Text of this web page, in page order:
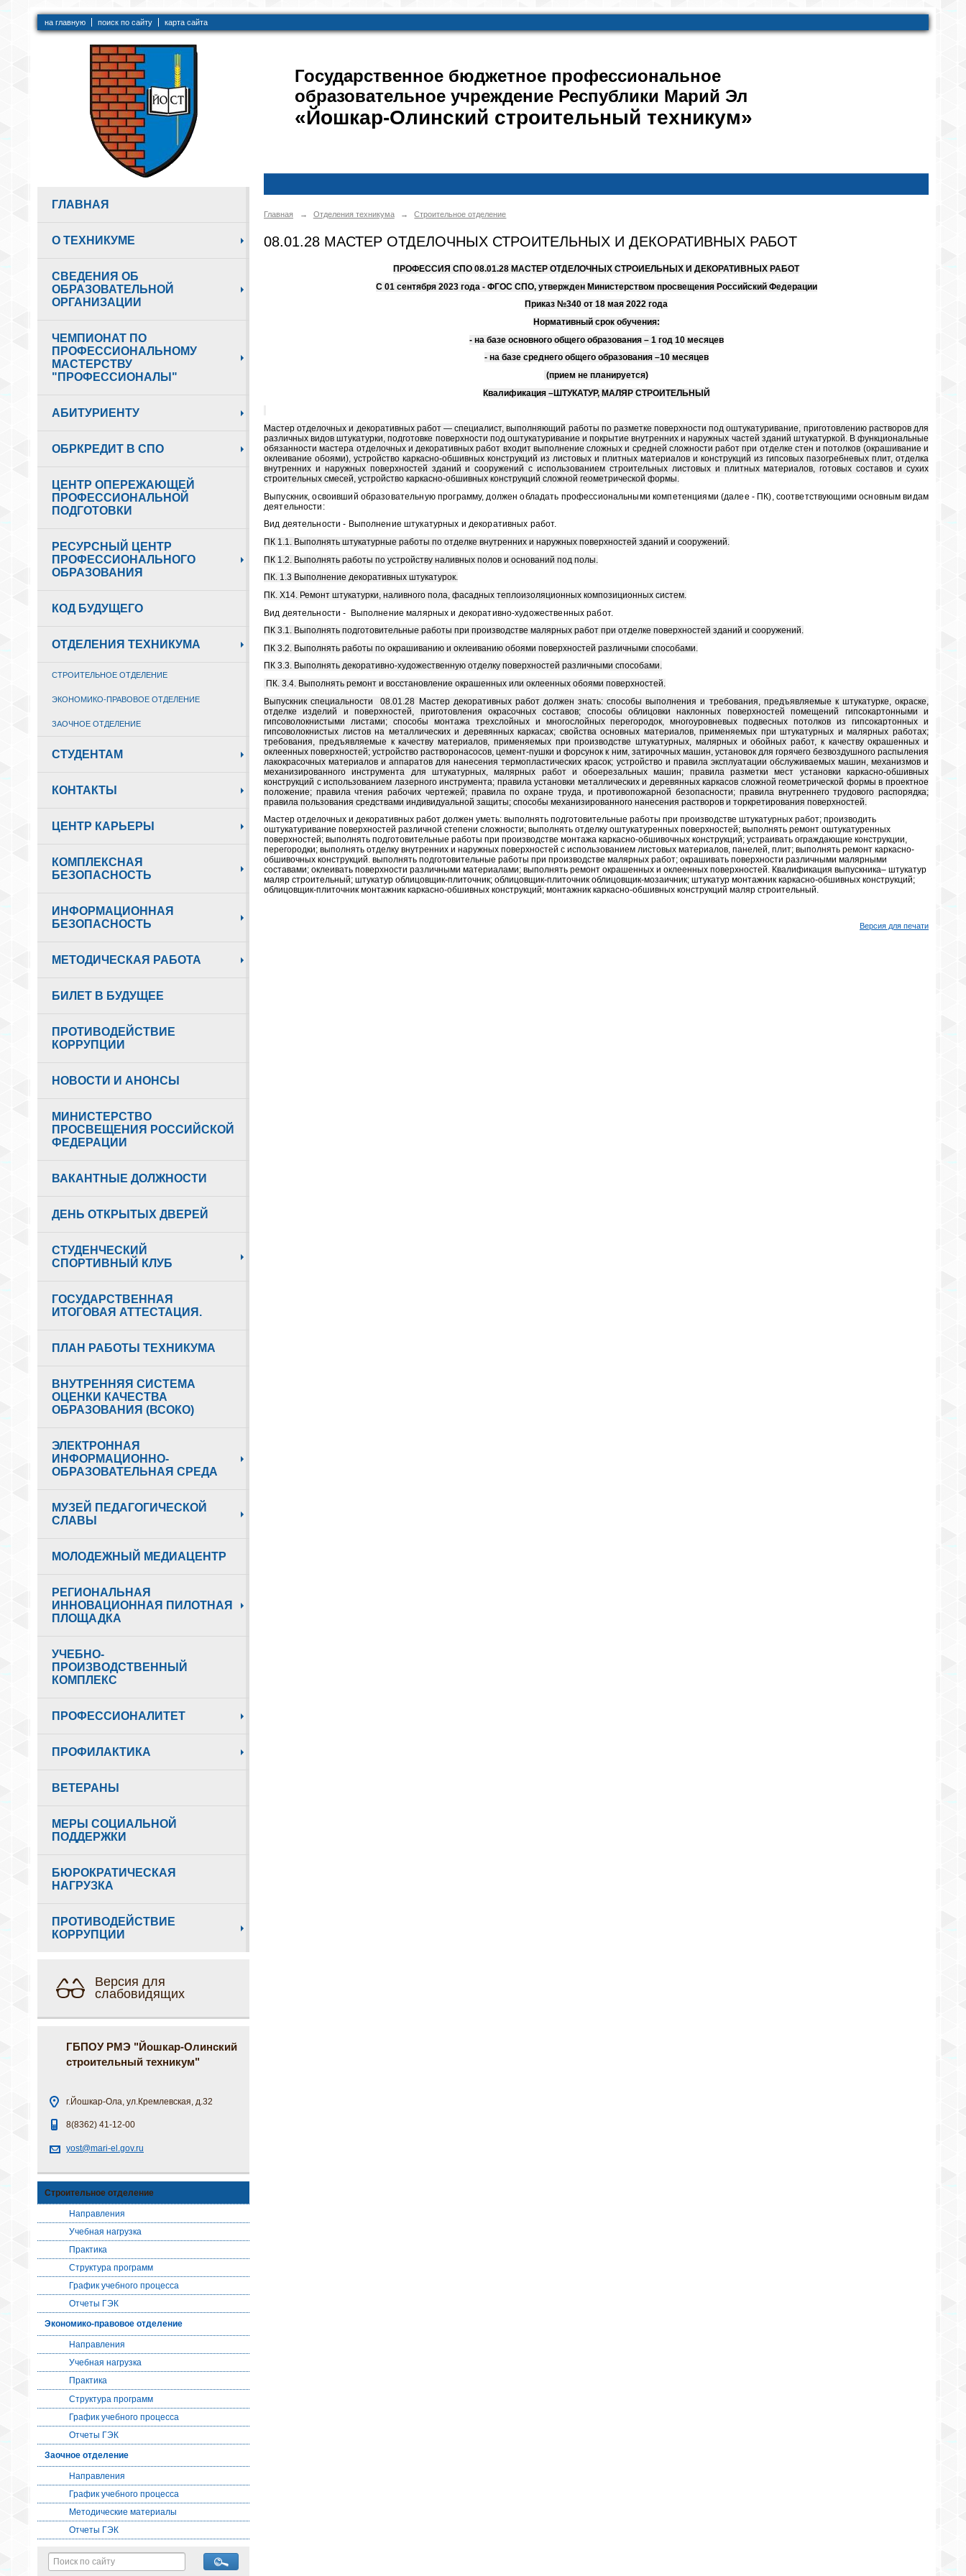
на главную поиск по сайту карта сайта
ГЛАВНАЯ
О ТЕХНИКУМЕ
СВЕДЕНИЯ ОБ
ОБРАЗОВАТЕЛЬНОЙ
ОРГАНИЗАЦИИ
ЧЕМПИОНАТ ПО
ПРОФЕССИОНАЛЬНОМУ
МАСТЕРСТВУ
"ПРОФЕССИОНАЛЫ"
АБИТУРИЕНТУ
ОБРКРЕДИТ В СПО
ЦЕНТР ОПЕРЕЖАЮЩЕЙ
ПРОФЕССИОНАЛЬНОЙ
ПОДГОТОВКИ
РЕСУРСНЫЙ ЦЕНТР
ПРОФЕССИОНАЛЬНОГО
ОБРАЗОВАНИЯ
КОД БУДУЩЕГО
ОТДЕЛЕНИЯ ТЕХНИКУМА
СТРОИТЕЛЬНОЕ ОТДЕЛЕНИЕ
ЭКОНОМИКО-ПРАВОВОЕ ОТДЕЛЕНИЕ
ЗАОЧНОЕ ОТДЕЛЕНИЕ
СТУДЕНТАМ
КОНТАКТЫ
ЦЕНТР КАРЬЕРЫ
КОМПЛЕКСНАЯ
БЕЗОПАСНОСТЬ
ИНФОРМАЦИОННАЯ
БЕЗОПАСНОСТЬ
МЕТОДИЧЕСКАЯ РАБОТА
БИЛЕТ В БУДУЩЕЕ
ПРОТИВОДЕЙСТВИЕ
КОРРУПЦИИ
НОВОСТИ И АНОНСЫ
МИНИСТЕРСТВО
ПРОСВЕЩЕНИЯ РОССИЙСКОЙ
ФЕДЕРАЦИИ
ВАКАНТНЫЕ ДОЛЖНОСТИ
ДЕНЬ ОТКРЫТЫХ ДВЕРЕЙ
СТУДЕНЧЕСКИЙ
СПОРТИВНЫЙ КЛУБ
ГОСУДАРСТВЕННАЯ
ИТОГОВАЯ АТТЕСТАЦИЯ.
ПЛАН РАБОТЫ ТЕХНИКУМА
ВНУТРЕННЯЯ СИСТЕМА
ОЦЕНКИ КАЧЕСТВА
ОБРАЗОВАНИЯ (ВСОКО)
ЭЛЕКТРОННАЯ
ИНФОРМАЦИОННО-
ОБРАЗОВАТЕЛЬНАЯ СРЕДА
МУЗЕЙ ПЕДАГОГИЧЕСКОЙ
СЛАВЫ
МОЛОДЕЖНЫЙ МЕДИАЦЕНТР
РЕГИОНАЛЬНАЯ
ИННОВАЦИОННАЯ ПИЛОТНАЯ
ПЛОЩАДКА
УЧЕБНО-
ПРОИЗВОДСТВЕННЫЙ
КОМПЛЕКС
ПРОФЕССИОНАЛИТЕТ
ПРОФИЛАКТИКА
ВЕТЕРАНЫ
МЕРЫ СОЦИАЛЬНОЙ
ПОДДЕРЖКИ
БЮРОКРАТИЧЕСКАЯ
НАГРУЗКА
ПРОТИВОДЕЙСТВИЕ
КОРРУПЦИИ
Версия для
слабовидящих
ГБПОУ РМЭ "Йошкар-Олинский
строительный техникум"
г.Йошкар-Ола, ул.Кремлевская, д.32
8(8362) 41-12-00
yost@mari-el.gov.ru
Строительное отделение
Направления
Учебная нагрузка
Практика
Структура программ
График учебного процесса
Отчеты ГЭК
Экономико-правовое отделение
Направления
Учебная нагрузка
Практика
Структура программ
График учебного процесса
Отчеты ГЭК
Заочное отделение
Направления
График учебного процесса
Методические материалы
Отчеты ГЭК
Государственное бюджетное профессиональное
образовательное учреждение Республики Марий Эл
«Йошкар-Олинский строительный техникум»
Главная → Отделения техникума → Строительное отделение
08.01.28 МАСТЕР ОТДЕЛОЧНЫХ СТРОИТЕЛЬНЫХ И ДЕКОРАТИВНЫХ РАБОТ
ПРОФЕССИЯ СПО 08.01.28 МАСТЕР ОТДЕЛОЧНЫХ СТРОИЕЛЬНЫХ И ДЕКОРАТИВНЫХ РАБОТ
С 01 сентября 2023 года - ФГОС СПО, утвержден Министерством просвещения Российский Федерации
Приказ №340 от 18 мая 2022 года
Нормативный срок обучения:
- на базе основного общего образования – 1 год 10 месяцев
- на базе среднего общего образования –10 месяцев
(прием не планируется)
Квалификация –ШТУКАТУР, МАЛЯР СТРОИТЕЛЬНЫЙ
Мастер отделочных и декоративных работ — специалист, выполняющий работы по разметке поверхности под оштукатуривание, приготовлению растворов для
различных видов штукатурки, подготовке поверхности под оштукатуривание и покрытие внутренних и наружных частей зданий штукатуркой. В функциональные
обязанности мастера отделочных и декоративных работ входит выполнение сложных и средней сложности работ при отделке стен и потолков (окрашивание и
оклеивание обоями), устройство каркасно-обшивных конструкций из листовых и плитных материалов и конструкций из гипсовых пазогребневых плит, отделка
внутренних и наружных поверхностей зданий и сооружений с использованием строительных листовых и плитных материалов, готовых составов и сухих
строительных смесей, устройство каркасно-обшивных конструкций сложной геометрической формы.
Выпускник, освоивший образовательную программу, должен обладать профессиональными компетенциями (далее - ПК), соответствующими основным видам
деятельности:
Вид деятельности - Выполнение штукатурных и декоративных работ.
ПК 1.1. Выполнять штукатурные работы по отделке внутренних и наружных поверхностей зданий и сооружений.
ПК 1.2. Выполнять работы по устройству наливных полов и оснований под полы.
ПК. 1.3 Выполнение декоративных штукатурок.
ПК. Х14. Ремонт штукатурки, наливного пола, фасадных теплоизоляционных композиционных систем.
Вид деятельности - Выполнение малярных и декоративно-художественных работ.
ПК 3.1. Выполнять подготовительные работы при производстве малярных работ при отделке поверхностей зданий и сооружений.
ПК 3.2. Выполнять работы по окрашиванию и оклеиванию обоями поверхностей различными способами.
ПК 3.3. Выполнять декоративно-художественную отделку поверхностей различными способами.
ПК. 3.4. Выполнять ремонт и восстановление окрашенных или оклеенных обоями поверхностей.
Выпускник специальности 08.01.28 Мастер декоративных работ должен знать: способы выполнения и требования, предъявляемые к штукатурке, окраске,
отделке изделий и поверхностей, приготовления окрасочных составов; способы облицовки наклонных поверхностей помещений гипсокартонными и
гипсоволокнистыми листами; способы монтажа трехслойных и многослойных перегородок, многоуровневых подвесных потолков из гипсокартонных и
гипсоволокнистых листов на металлических и деревянных каркасах; свойства основных материалов, применяемых при штукатурных и малярных работах;
требования, предъявляемые к качеству материалов, применяемых при производстве штукатурных, малярных и обойных работ, к качеству окрашенных и
оклеенных поверхностей; устройство растворонасосов, цемент-пушки и форсунок к ним, затирочных машин, установок для горячего безвоздушного распыления
лакокрасочных материалов и аппаратов для нанесения термопластических красок; устройство и правила эксплуатации обслуживаемых машин, механизмов и
механизированного инструмента для штукатурных, малярных работ и обоерезальных машин; правила разметки мест установки каркасно-обшивных
конструкций с использованием лазерного инструмента; правила установки металлических и деревянных каркасов сложной геометрической формы в проектное
положение; правила чтения рабочих чертежей; правила по охране труда, и противопожарной безопасности; правила внутреннего трудового распорядка;
правила пользования средствами индивидуальной защиты; способы механизированного нанесения растворов и торкретирования поверхностей.
Мастер отделочных и декоративных работ должен уметь: выполнять подготовительные работы при производстве штукатурных работ; производить
оштукатуривание поверхностей различной степени сложности; выполнять отделку оштукатуренных поверхностей; выполнять ремонт оштукатуренных
поверхностей; выполнять подготовительные работы при производстве монтажа каркасно-обшивочных конструкций; устраивать ограждающие конструкции,
перегородки; выполнять отделку внутренних и наружных поверхностей с использованием листовых материалов, панелей, плит; выполнять ремонт каркасно-
обшивочных конструкций. выполнять подготовительные работы при производстве малярных работ; окрашивать поверхности различными малярными
составами; оклеивать поверхности различными материалами; выполнять ремонт окрашенных и оклеенных поверхностей. Квалификация выпускника– штукатур
маляр строительный; штукатур облицовщик-плиточник; облицовщик-плиточник облицовщик-мозаичник; штукатур монтажник каркасно-обшивных конструкций;
облицовщик-плиточник монтажник каркасно-обшивных конструкций; монтажник каркасно-обшивных конструкций маляр строительный.
Версия для печати